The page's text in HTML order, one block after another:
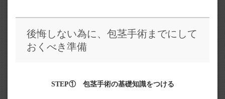
後悔しない為に、包茎手術までにして
おくべき準備
STEP① 包茎手術の基礎知識をつける